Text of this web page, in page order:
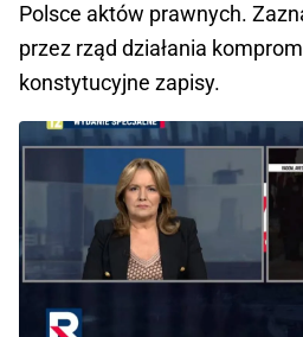
Polsce aktów prawnych.
przez rząd działania
konstytucyjne zapisy.